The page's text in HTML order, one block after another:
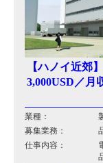
【ハノイ近郊
3,000USD／月
業種：
募集業務：
仕事内容：